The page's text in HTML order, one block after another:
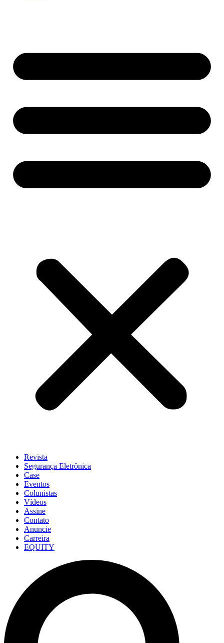
Revista
Segurança Eletrônica
Case
Eventos
Colunistas
Vídeos
Assine
Contato
Anuncie
Carreira
EQUITY